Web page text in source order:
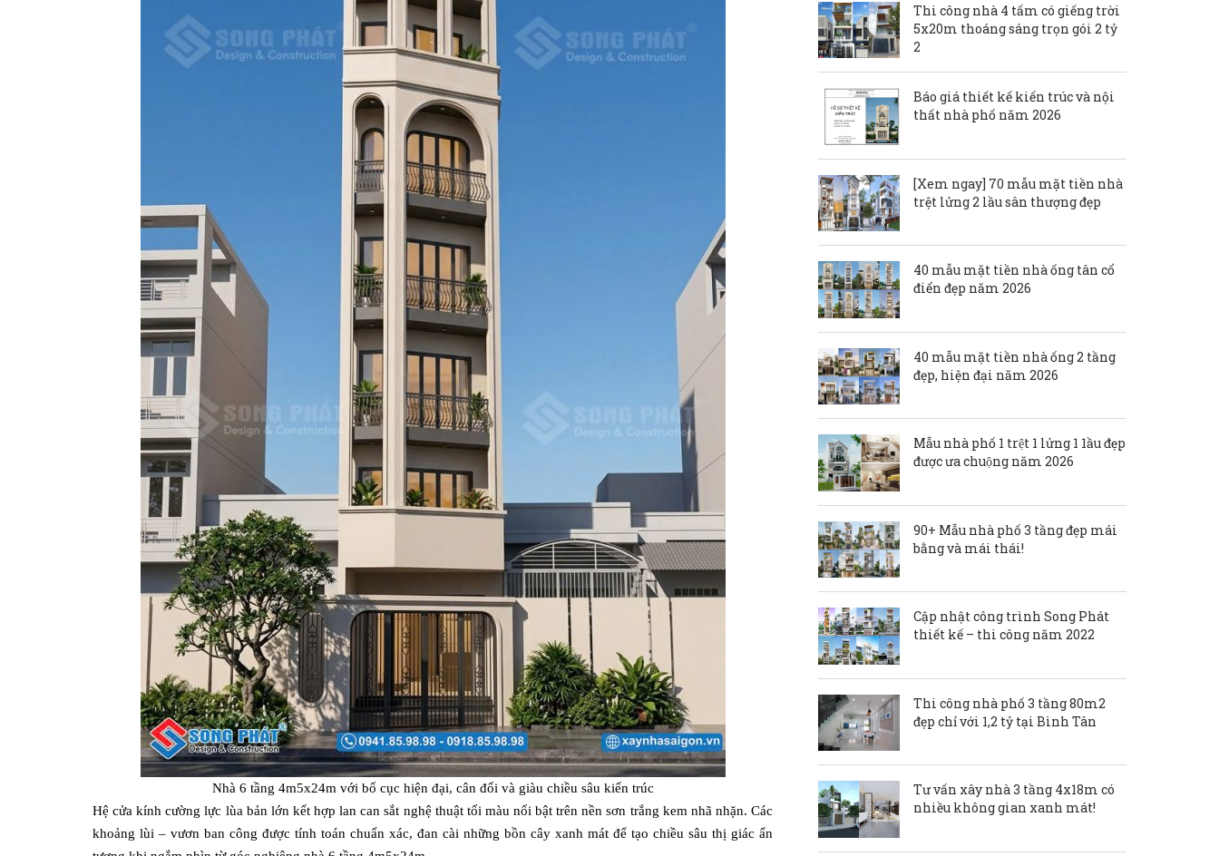
Nhà 6 tầng 4m5x24m với bố cục hiện đại, cân đối và giàu chiều sâu kiến trúc
Hệ cửa kính cường lực lùa bản lớn kết hợp lan can sắt nghệ thuật tối màu nổi bật trên nền sơn trắng kem nhã nhặn. Các
khoảng lùi – vươn ban công được tính toán chuẩn xác, đan cài những bồn cây xanh mát để tạo chiều sâu thị giác ấn
Thi công nhà 4 tấm có giếng trời
5x20m thoáng sáng trọn gói 2 tỷ
2
Báo giá thiết kế kiến trúc và nội
thất nhà phố năm 2026
[Xem ngay] 70 mẫu mặt tiền nhà
trệt lửng 2 lầu sân thượng đẹp
40 mẫu mặt tiền nhà ống tân cổ
điển đẹp năm 2026
40 mẫu mặt tiền nhà ống 2 tầng
đẹp, hiện đại năm 2026
Mẫu nhà phố 1 trệt 1 lửng 1 1ầu đẹp
được ưa chuộng năm 2026
90+ Mẫu nhà phố 3 tầng đẹp mái
bằng và mái thái!
Cập nhật công trình Song Phát
thiết kế – thi công năm 2022
Thi công nhà phố 3 tầng 80m2
đẹp chỉ với 1,2 tỷ tại Bình Tân
Tư vấn xây nhà 3 tầng 4x18m có
nhiều không gian xanh mát!